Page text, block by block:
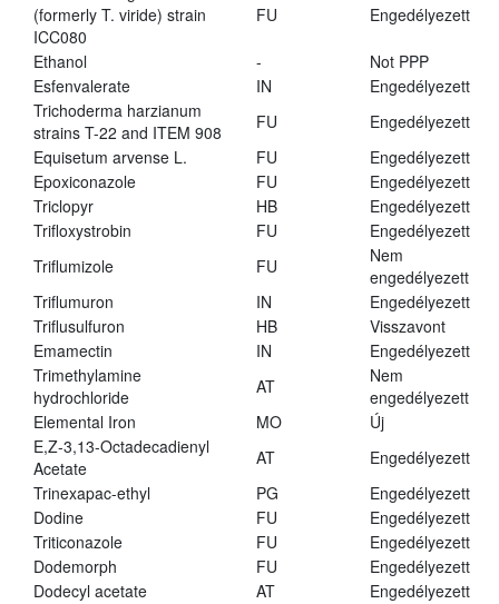
(formerly T. viride) strain
ICC080
FU Engedélyezett
Ethanol -
Not PPP
Esfenvalerate
IN
Engedélyezett
Trichoderma harzianum
strains T-22 and ITEM 908
FU
Engedélyezett
Equisetum arvense L.
FU
Engedélyezett
Epoxiconazole
FU
Engedélyezett
Triclopyr
HB
Engedélyezett
Trifloxystrobin
FU
Engedélyezett
Triflumizole
FU
Nem
engedélyezett
Triflumuron
IN
Engedélyezett
Triflusulfuron
HB
Visszavont
Emamectin
IN
Engedélyezett
Trimethylamine
hydrochloride
AT
Nem
engedélyezett
Elemental Iron
MO
Új
E,Z-3,13-Octadecadienyl
Acetate
AT
Engedélyezett
Trinexapac-ethyl
PG
Engedélyezett
Dodine
FU
Engedélyezett
Triticonazole
FU
Engedélyezett
Dodemorph
FU
Engedélyezett
Dodecyl acetate
AT Engedélyezett